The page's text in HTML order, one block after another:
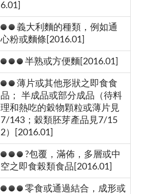
6.01]
義大利麵的種類，例如通
心粉或麵條[2016.01]
半熟或方便麵[2016.01]
薄片或其他形狀之即食食
品； 半成品或部分成品（待料
理和熱吃的穀物顆粒或薄片見
7/143；穀類胚芽產品見7/15
2）[2016.01]
?包覆，滿佈，多層或中
空之即食榖類食品[2016.01]
零食或通過結合，成形或